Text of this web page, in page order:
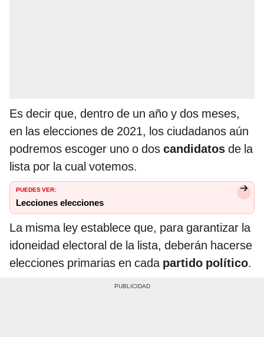
Es decir que, dentro de un año y dos meses,
en las elecciones de 2021, los ciudadanos aún
podremos escoger uno o dos candidatos de la
lista por la cual votemos.
PUEDES VER:
Lecciones elecciones
La misma ley establece que, para garantizar la
idoneidad electoral de la lista, deberán hacerse
elecciones primarias en cadapartido político.